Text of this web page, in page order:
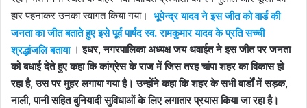
हार पहनाकर उनका स्वागत किया गया। भूपेन्द्र यादव ने इस जीत को वार्ड की
जनता का जीत बताते हुए इसे पूर्व पार्षद स्व. रामकुमार यादव के प्रति सच्ची
श्रद्धांजलि बताया ।इधर, नगरपालिका अध्यक्ष जय थवाईत ने इस जीत पर जनता
को बधाई देते हुए कहा कि कांग्रेस के राज में जिस तरह चांपा शहर का विकास हो
रहा है, उस पर मुहर लगाया गया है। उन्होंने कहा कि शहर के सभी वार्डों में सड़क,
नाली, पानी सहित बुनियादी सुविधाओं के लिए लगातार प्रयास किया जा रहा है।